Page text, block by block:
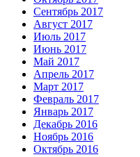
Сентябрь 2017
Август 2017
Июль 2017
Июнь 2017
Май 2017
Апрель 2017
Март 2017
Февраль 2017
Январь 2017
Декабрь 2016
Ноябрь 2016
Октябрь 2016